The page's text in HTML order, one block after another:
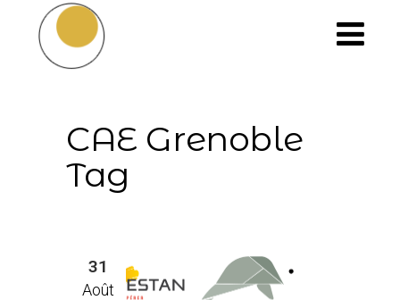
CAE Grenoble
Tag
31
Août